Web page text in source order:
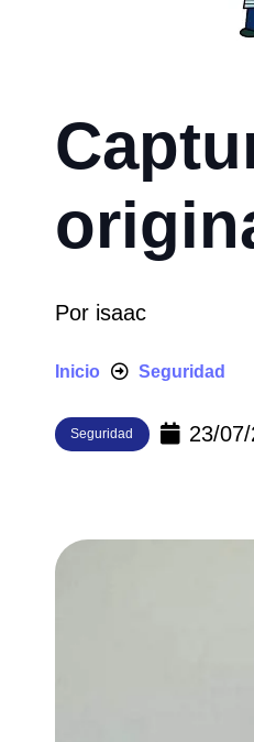
Por isaac
Inicio Seguridad
Seguridad 23/